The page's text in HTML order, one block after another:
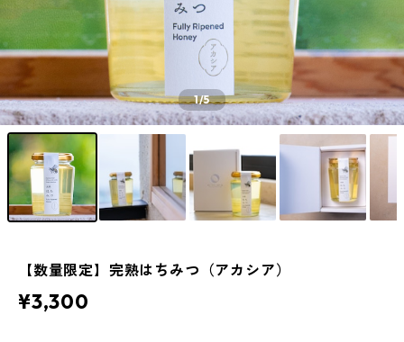
1/5
【数量限定】完熟はちみつ（アカシア）
¥3,300